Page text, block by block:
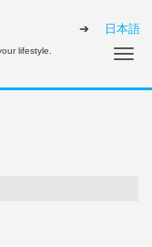
日本語
lifestyle.